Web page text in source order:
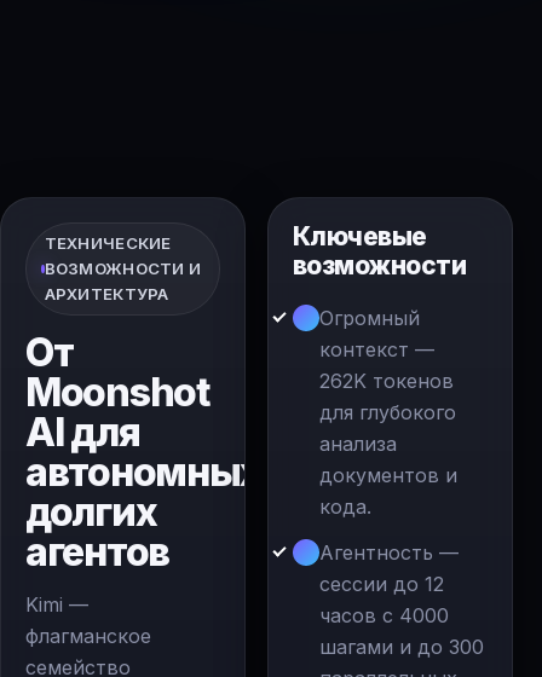
ТЕХНИЧЕСКИЕ
ВОЗМОЖНОСТИ И
АРХИТЕКТУРА
От
Moonshot
AI для
автономных
долгих
агентов
Kimi —
флагманское
семейство
Ключевые
возможности
Огромный
контекст —
262K токенов
для глубокого
анализа
документов и
кода.
Агентность —
сессии до 12
часов с 4000
шагами и до 300